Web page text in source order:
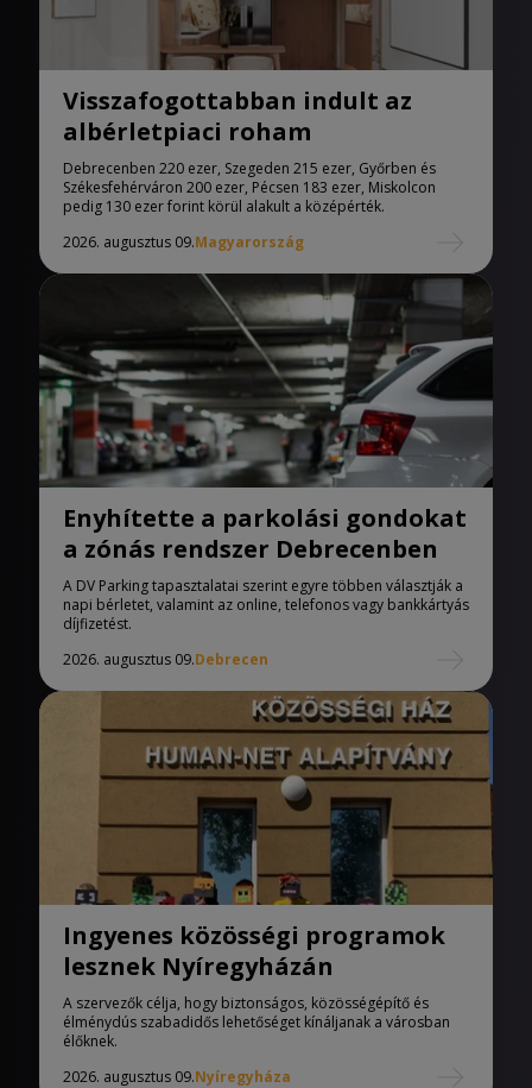
Visszafogottabban indult az
albérletpiaci roham
Debrecenben 220 ezer, Szegeden 215 ezer, Győrben és
Székesfehérváron 200 ezer, Pécsen 183 ezer, Miskolcon
pedig 130 ezer forint körül alakult a középérték.
2026. augusztus 09.Magyarország
Enyhítette a parkolási gondokat
a zónás rendszer Debrecenben
A DV Parking tapasztalatai szerint egyre többen választják a
napi bérletet, valamint az online, telefonos vagy bankkártyás
díjfizetést.
2026. augusztus 09.Debrecen
Ingyenes közösségi programok
lesznek Nyíregyházán
A szervezők célja, hogy biztonságos, közösségépítő és
élménydús szabadidős lehetőséget kínáljanak a városban
élőknek.
2026. augusztus 09.Nyíregyháza